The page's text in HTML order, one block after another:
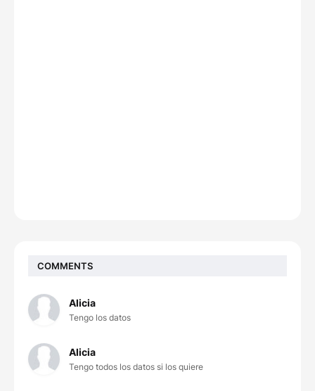
COMMENTS
Alicia
Tengo los datos
Alicia
Tengo todos los datos si los quiere